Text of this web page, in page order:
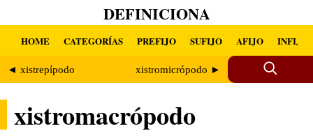
DEFINICIONA
HOME CATEGORÍAS PREFIJO SUFIJO AFIJO INFIJO
◄ xistrepípodo xistromicrópodo ►
xistromacrópodo